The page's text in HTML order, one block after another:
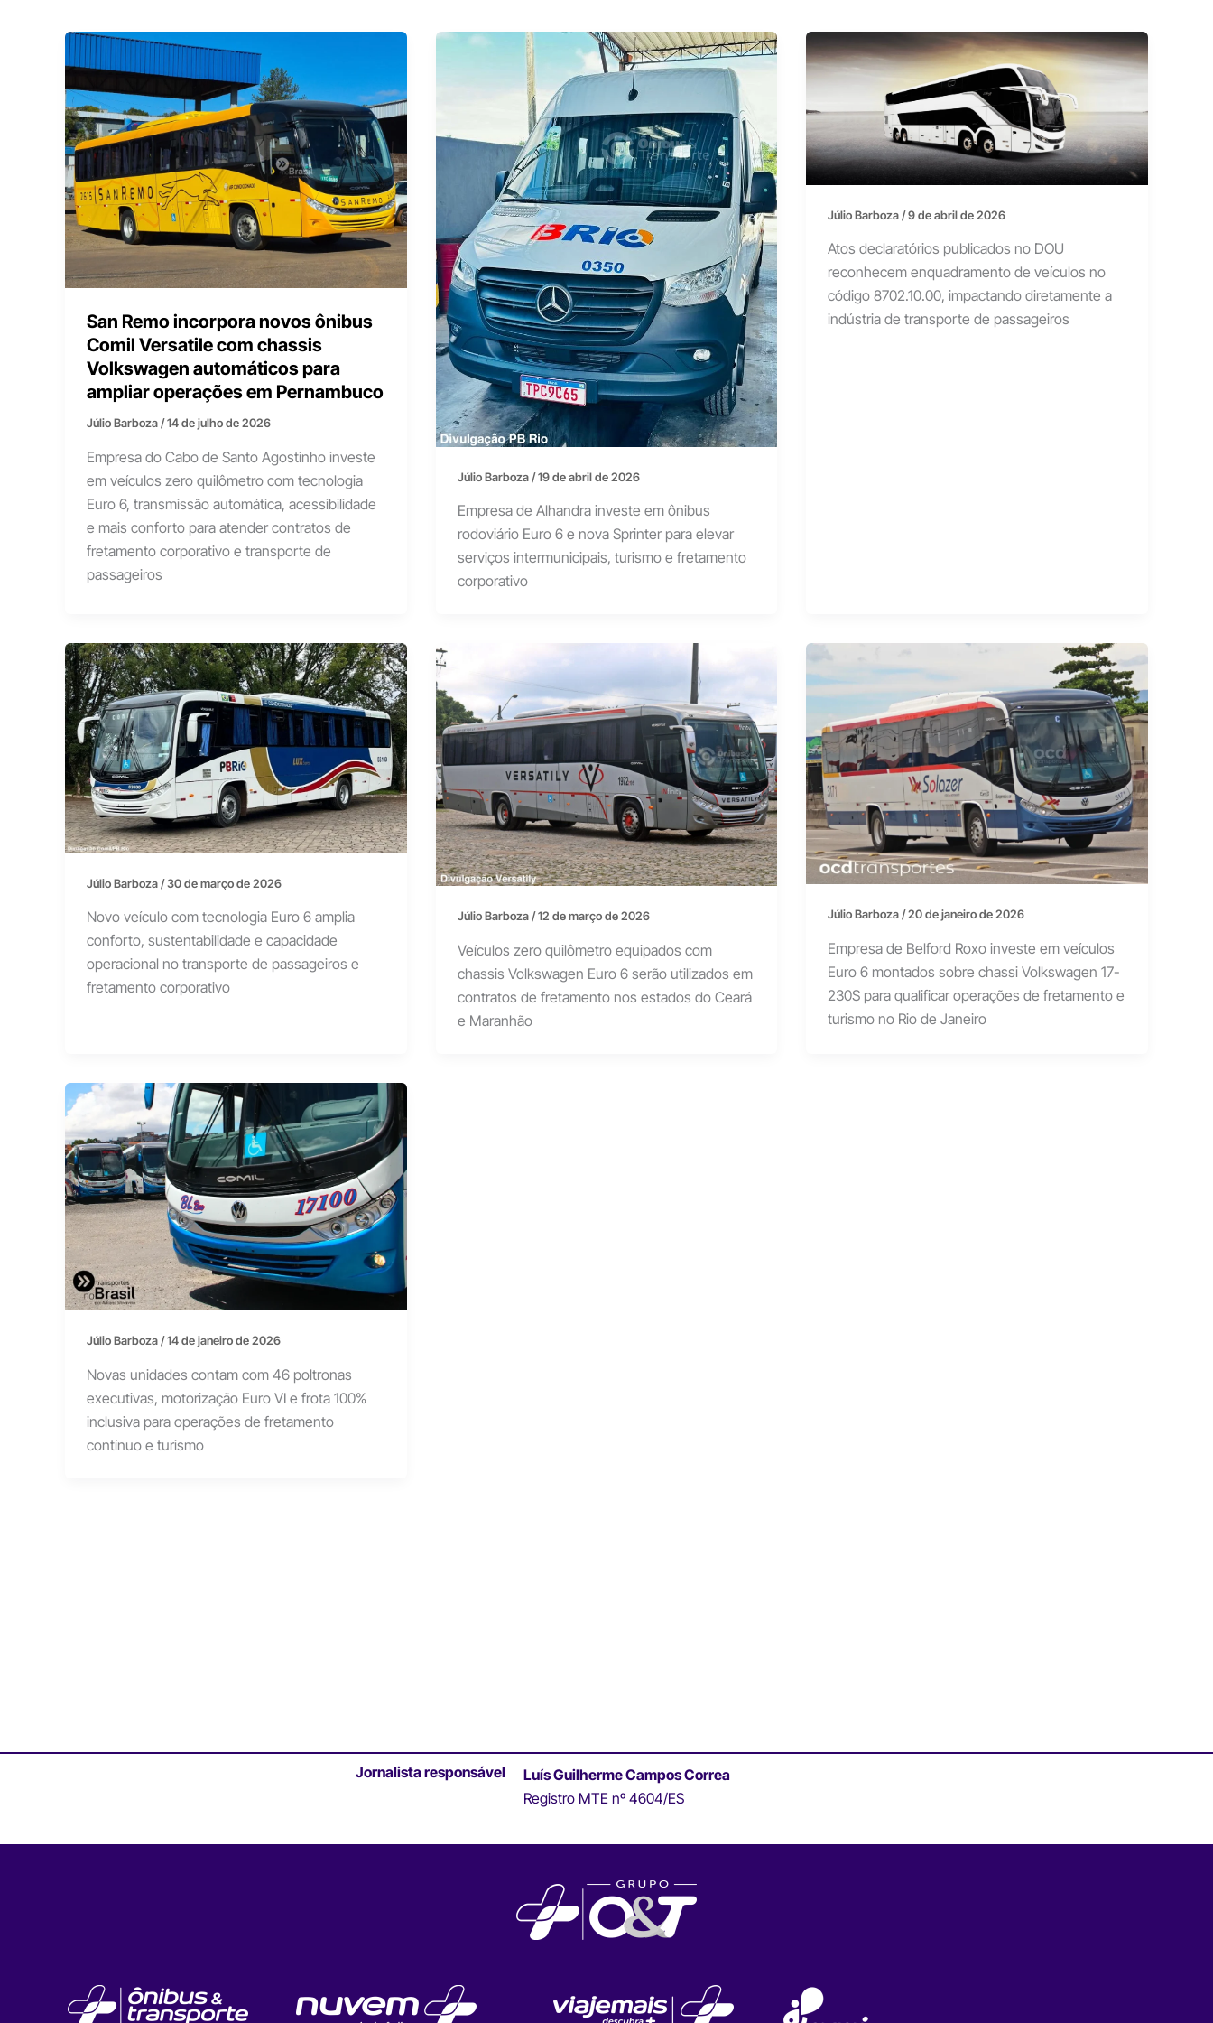
San Remo incorpora novos ônibus
Comil Versatile com chassis
Volkswagen automáticos para
ampliar operações em Pernambuco
Júlio Barboza/14 de julho de 2026
Empresa do Cabo de Santo Agostinho investe
em veículos zero quilômetro com tecnologia
Euro 6, transmissão automática, acessibilidade
e mais conforto para atender contratos de
fretamento corporativo e transporte de
passageiros
Júlio Barboza/19 de abril de 2026
Empresa de Alhandra investe em ônibus
rodoviário Euro 6 e nova Sprinter para elevar
serviços intermunicipais, turismo e fretamento
corporativo
Júlio Barboza/9 de abril de 2026
Atos declaratórios publicados no DOU
reconhecem enquadramento de veículos no
código 8702.10.00, impactando diretamente a
indústria de transporte de passageiros
Júlio Barboza/30 de março de 2026
Novo veículo com tecnologia Euro 6 amplia
conforto, sustentabilidade e capacidade
operacional no transporte de passageiros e
fretamento corporativo
Júlio Barboza/12 de março de 2026
Veículos zero quilômetro equipados com
chassis Volkswagen Euro 6 serão utilizados em
contratos de fretamento nos estados do Ceará
e Maranhão
Júlio Barboza/20 de janeiro de 2026
Empresa de Belford Roxo investe em veículos
Euro 6 montados sobre chassi Volkswagen 17-
230S para qualificar operações de fretamento e
turismo no Rio de Janeiro
Júlio Barboza/14 de janeiro de 2026
Novas unidades contam com 46 poltronas
executivas, motorização Euro VI e frota 100%
inclusiva para operações de fretamento
contínuo e turismo
Jornalista responsável
Luís Guilherme Campos Correa
Registro MTE nº 4604/ES